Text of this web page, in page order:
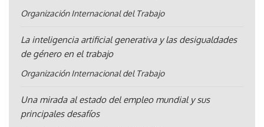
Organización Internacional del Trabajo
La inteligencia artificial generativa y las desigualdades
de género en el trabajo
Organización Internacional del Trabajo
Una mirada al estado del empleo mundial y sus
principales desafíos